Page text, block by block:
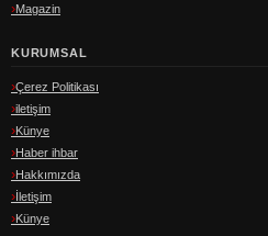
Magazin
KURUMSAL
Çerez Politikası
iletişim
Künye
Haber ihbar
Hakkımızda
İletişim
Künye